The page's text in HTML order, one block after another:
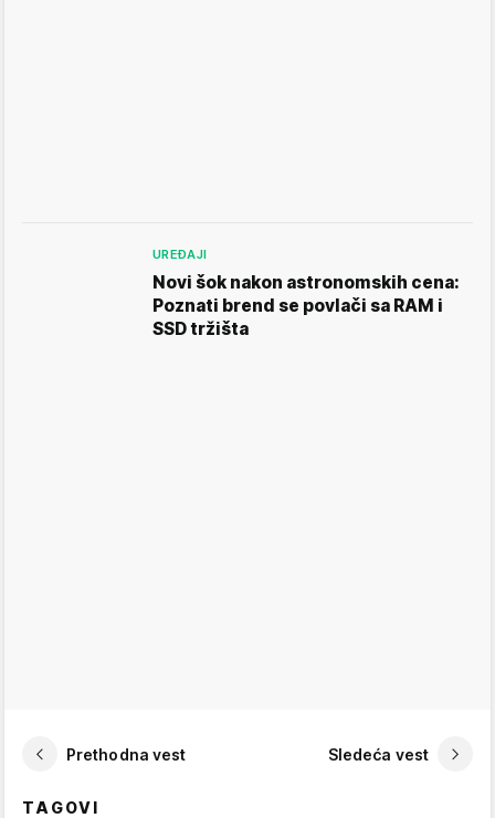
UREĐAJI
Novi šok nakon astronomskih cena:
Poznati brend se povlači sa RAM i
SSD tržišta
Prethodna vest Sledeća vest
TAGOVI